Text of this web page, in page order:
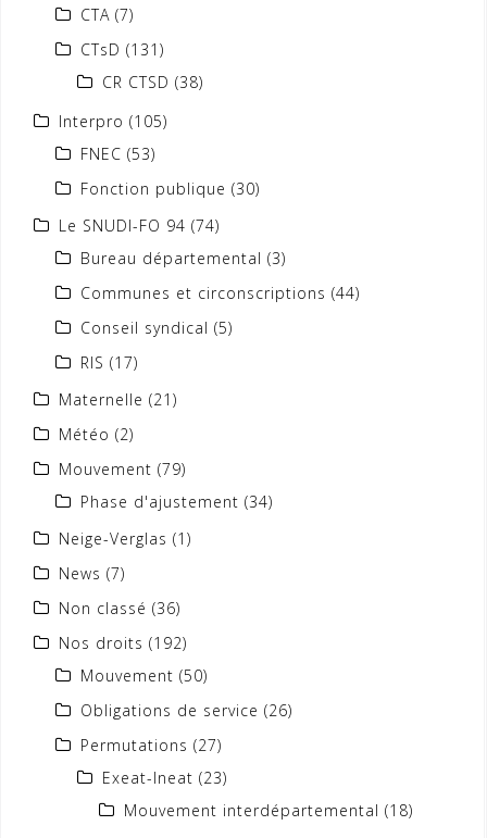
CTA (7)
CTsD (131)
CR CTSD (38)
Interpro (105)
FNEC (53)
Fonction publique (30)
Le SNUDI-FO 94 (74)
Bureau départemental (3)
Communes et circonscriptions (44)
Conseil syndical (5)
RIS (17)
Maternelle (21)
Météo (2)
Mouvement (79)
Phase d'ajustement (34)
Neige-Verglas (1)
News (7)
Non classé (36)
Nos droits (192)
Mouvement (50)
Obligations de service (26)
Permutations (27)
Exeat-Ineat (23)
Mouvement interdépartemental (18)